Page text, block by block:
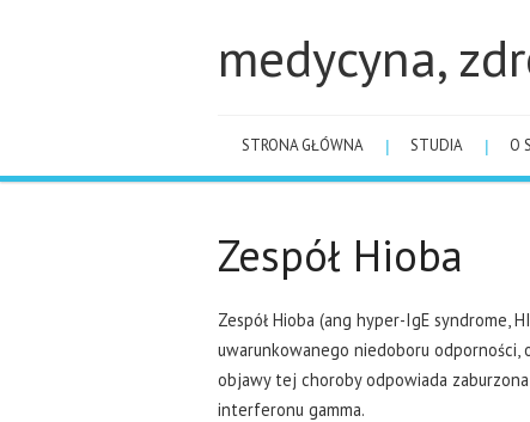
medycyna,
STRONA GŁÓWNA STUDIA O
Zespół Hioba
Zespół Hioba (ang hyper-IgE syndrome,
uwarunkowanego niedoboru odporności,
objawy tej choroby odpowiada
interferonu gamma.